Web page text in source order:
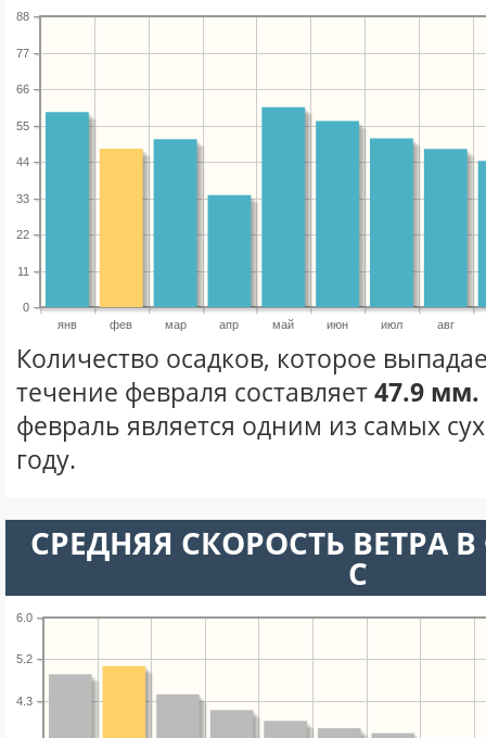
янв фев мар апр май июн июл авг
0
11
22
33
44
55
66
77
88
Количество осадков, которое
течение февраля составляет47.9 мм.
февраль является одним из самых
году.
СРЕДНЯЯ СКОРОСТЬ ВЕТРА
С
4.3
5.2
6.0